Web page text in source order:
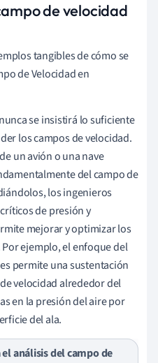
de velocidad
tangibles de cómo se
de Velocidad en
se insistirá lo suficiente
los campos de velocidad.
un avión o una nave
del campo de
los ingenieros
de presión y
mejorar y optimizar los
ejemplo, el enfoque del
permite una sustentación
velocidad alrededor del
en la presión del aire por
del ala.
análisis del campo de